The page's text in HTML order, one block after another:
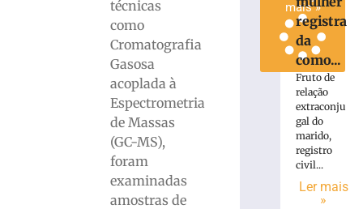
técnicas
como
Cromatografia
Gasosa
acoplada à
Espectrometria
de Massas
(GC-MS),
foram
examinadas
amostras de
mais »
registra
da
como...
Fruto de
relação
extraconju
gal do
marido,
registro
civil...
Ler mais
»